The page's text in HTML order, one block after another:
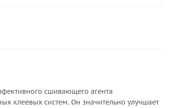
сшивающего агента
клеевых систем. Он значительно улучшает